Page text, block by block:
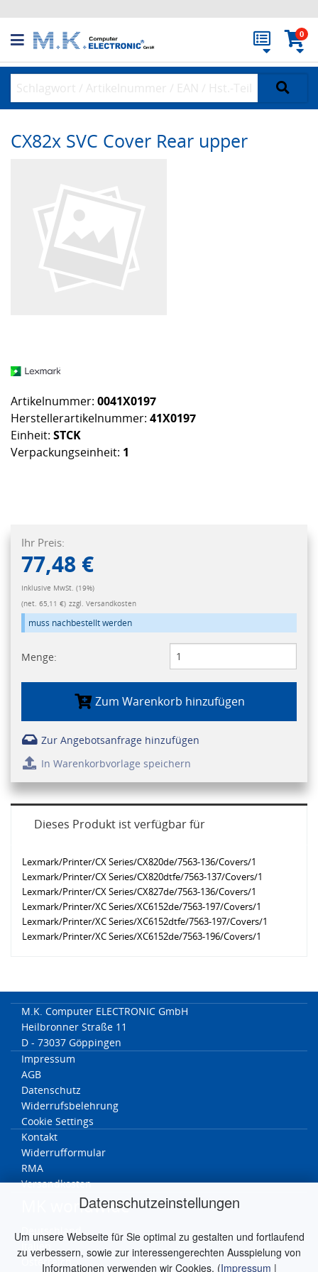
Datenschutzeinstellungen
Um unsere Webseite für Sie optimal zu gestalten und fortlaufend
zu verbessern, sowie zur interessengerechten Ausspielung von
Informationen verwenden wir Cookies. (Impressum |
0
CX82x SVC Cover Rear upper
Artikelnummer: 0041X0197
Herstellerartikelnummer: 41X0197
Einheit: STCK
Verpackungseinheit: 1
Ihr Preis:
77,48 €
Inklusive MwSt. (19%)
(net. 65,11 €) zzgl. Versandkosten
muss nachbestellt werden
Menge:
Zum Warenkorb hinzufügen
Zur Angebotsanfrage hinzufügen
In Warenkorbvorlage speichern
Dieses Produkt ist verfügbar für
Lexmark/Printer/CX Series/CX820de/7563-136/Covers/1
Lexmark/Printer/CX Series/CX820dtfe/7563-137/Covers/1
Lexmark/Printer/CX Series/CX827de/7563-136/Covers/1
Lexmark/Printer/XC Series/XC6152de/7563-197/Covers/1
Lexmark/Printer/XC Series/XC6152dtfe/7563-197/Covers/1
Lexmark/Printer/XC Series/XC6152de/7563-196/Covers/1
M.K. Computer ELECTRONIC GmbH
Heilbronner Straße 11
D - 73037 Göppingen
Impressum
AGB
Datenschutz
Widerrufsbelehrung
Cookie Settings
Kontakt
Widerrufformular
RMA
Versandkosten
MK worldwide
Deutschland
Italien
Österreich